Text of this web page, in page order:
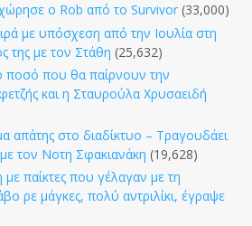
ο Rob από το Survivor (33,000)
με υπόσχεση από την Ιουλία στη
της με τον Στάθη (25,632)
ποσό που θα παίρνουν την
και η Σταυρούλα Χρυσαειδή
απάτης στο διαδίκτυο – Τραγουδάει
τον Νοτη Σφακιανάκη (19,628)
παίκτες που γέλαγαν με τη
ρε μάγκες, πολύ αντριλίκι, έγραψε